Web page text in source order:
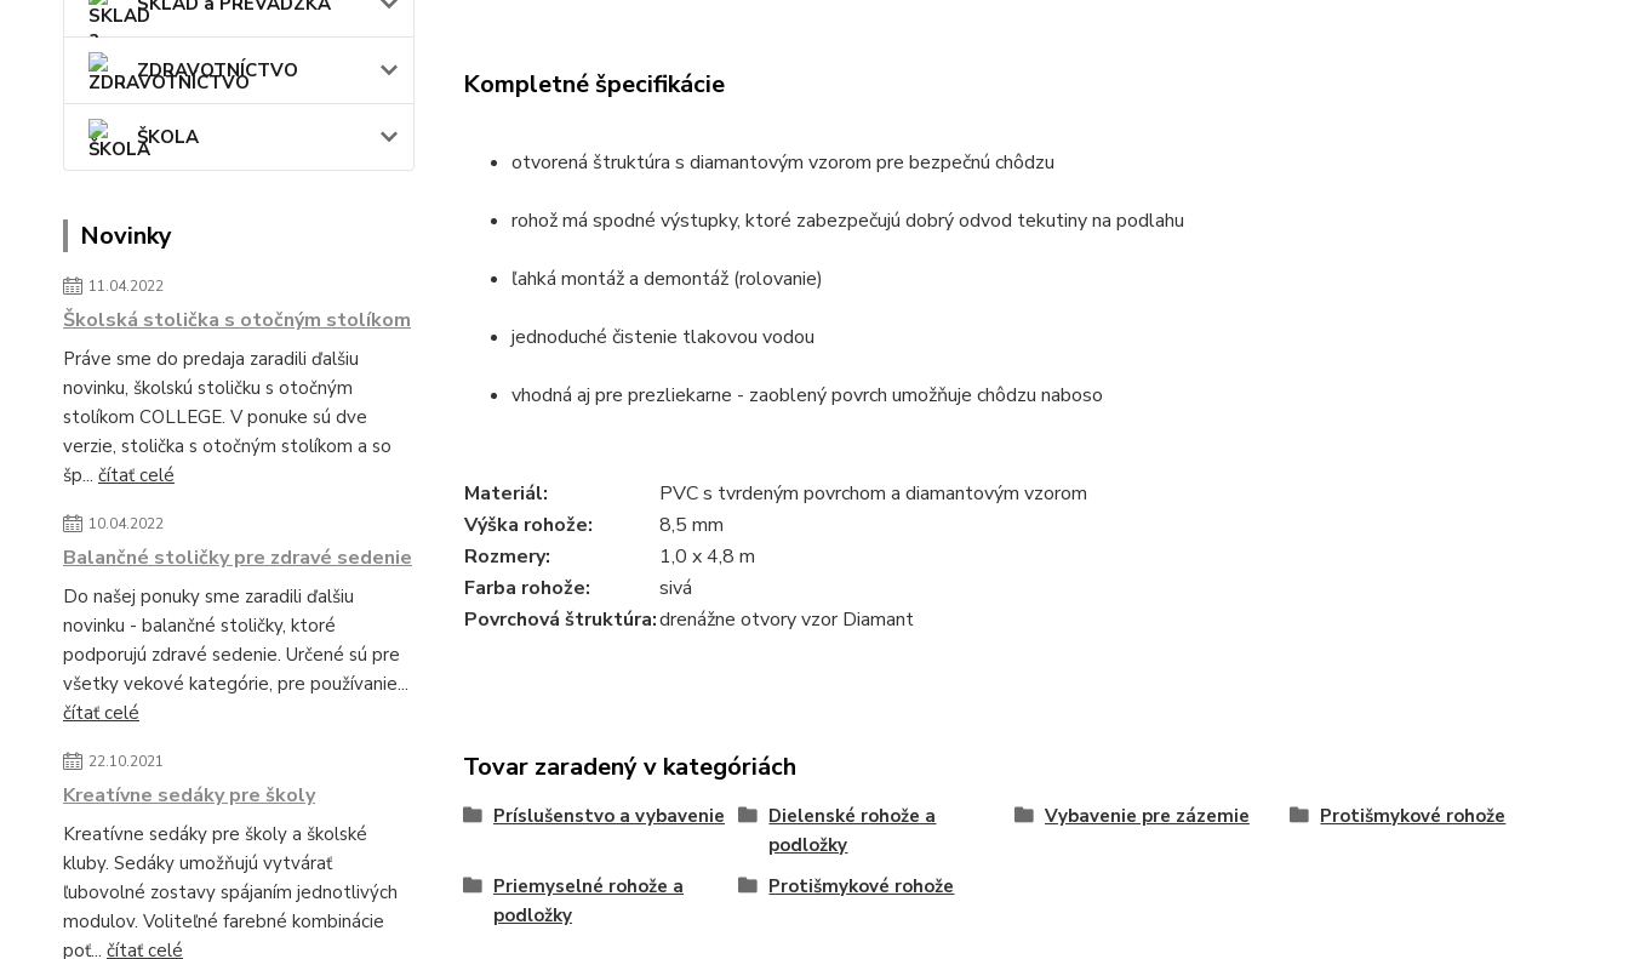
ZDRAVOTNÍCTVO
ŠKOLA
Novinky
11.04.2022
Školská stolička s otočným stolíkom
Práve sme do predaja zaradili ďalšiu
novinku, školskú stoličku s otočným
stolíkom COLLEGE. V ponuke sú dve
verzie, stolička s otočným stolíkom a so
šp... čítať celé
10.04.2022
Balančné stoličky pre zdravé sedenie
Do našej ponuky sme zaradili ďalšiu
novinku - balančné stoličky, ktoré
podporujú zdravé sedenie. Určené sú pre
všetky vekové kategórie, pre používanie...
čítať celé
22.10.2021
Kreatívne sedáky pre školy
Kreatívne sedáky pre školy a školské
kluby. Sedáky umožňujú vytvárať
ľubovolné zostavy spájaním jednotlivých
modulov. Voliteľné farebné kombinácie
poť... čítať celé
Kompletné špecifikácie
otvorená štruktúra s diamantovým vzorom pre bezpečnú chôdzu
rohož má spodné výstupky, ktoré zabezpečujú dobrý odvod tekutiny na podlahu
ľahká montáž a demontáž (rolovanie)
jednoduché čistenie tlakovou vodou
vhodná aj pre prezliekarne - zaoblený povrch umožňuje chôdzu naboso
Materiál:
PVC s tvrdeným povrchom a diamantovým vzorom
Výška rohože:
8,5 mm
Rozmery:
1,0 x 4,8 m
Farba rohože:
sivá
Povrchová štruktúra:drenážne otvory vzor Diamant
Tovar zaradený v kategóriách
Príslušenstvo a vybavenie
Dielenské rohože a
podložky
Vybavenie pre zázemie Protišmykové rohože
Priemyselné rohože a
podložky
Protišmykové rohože